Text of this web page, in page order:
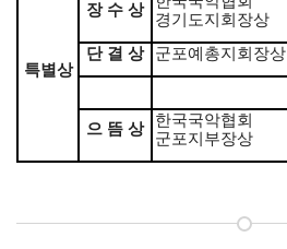
특별상
장 수 상
경기도지회장상
단 결 상 군포예총지회장상
으 뜸 상
한국국악협회
군포지부장상